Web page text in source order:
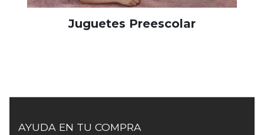
Juguetes Preescolar
AYUDA EN TU COMPRA